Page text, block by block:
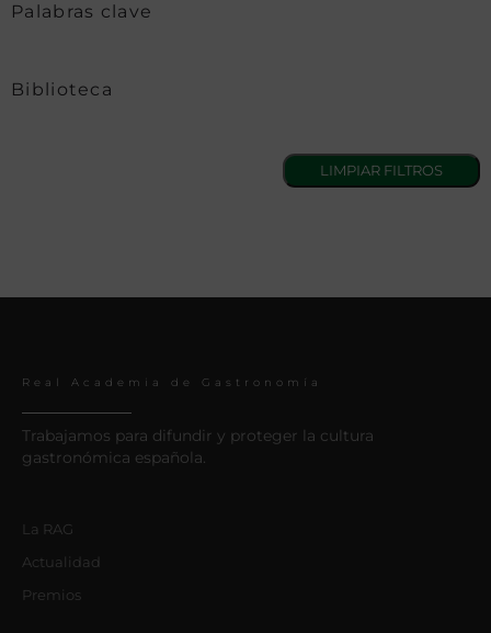
Palabras clave
Biblioteca
Real Academia de Gastronomía
Trabajamos para difundir y proteger la cultura
gastronómica española.
La RAG
Actualidad
Premios